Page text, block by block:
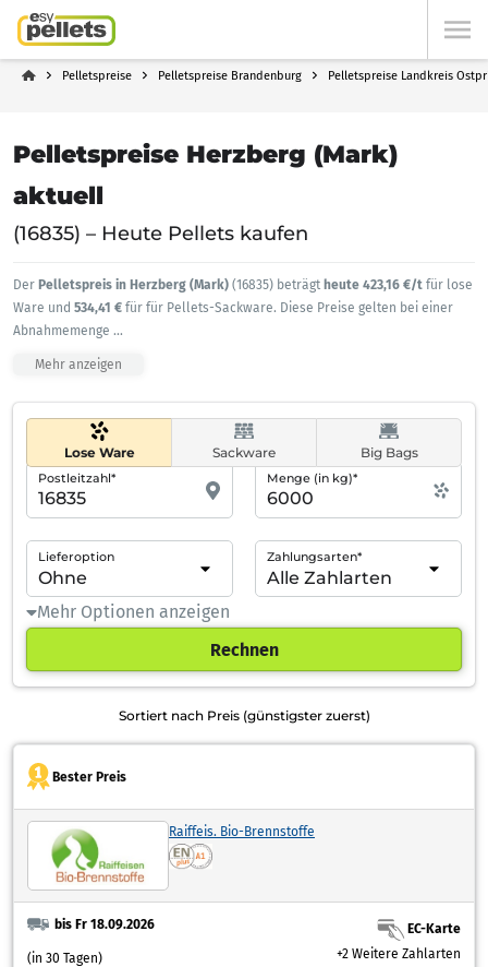
Pelletspreise Pelletspreise Brandenburg Pelletspreise Landkreis
Pelletspreise Herzberg (Mark)
aktuell
(16835) – Heute Pellets kaufen
Der Pelletspreis in Herzberg (Mark) (16835) beträgt heute 423,16 €/t für lose
Ware und 534,41 € für für Pellets-Sackware. Diese Preise gelten bei einer
Abnahmemenge ...
Mehr anzeigen
Lose Ware Sackware Big Bags
Postleitzahl* Menge (in kg)*
Lieferoption Zahlungsarten*
Mehr Optionen anzeigen
Rechnen
Sortiert nach Preis (günstigster zuerst)
Bester Preis
Raiffeis. Bio-Brennstoffe
bis Fr 18.09.2026
(in 30 Tagen)
EC-Karte
+2 Weitere Zahlarten